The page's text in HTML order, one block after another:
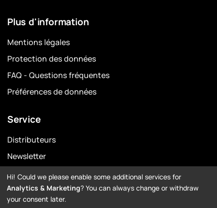
Plus d'information
Mentions légales
Protection des données
FAQ - Questions fréquentes
Préférences de données
Service
Distributeurs
Newsletter
Garantie
Downloads
Hi! Could we please enable some additional services for
Analytics & Marketing? You can always change or withdraw
your consent later.